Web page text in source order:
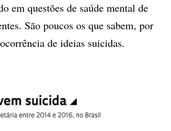
em questões de saúde mental de
São poucos os que sabem, por
de ideias suicidas.